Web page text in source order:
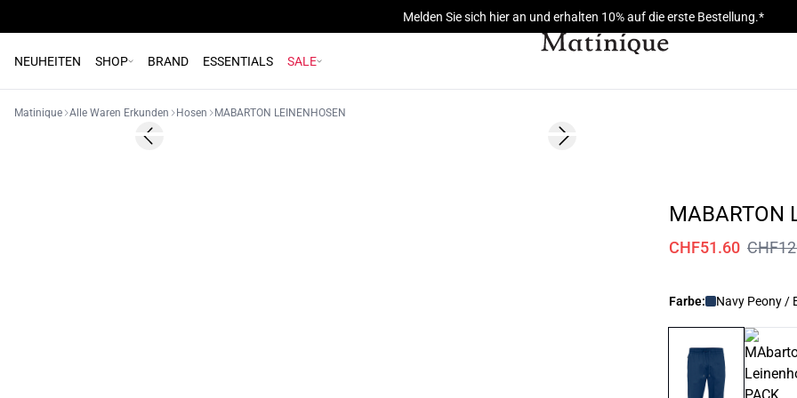
Melden Sie sich hier an und erhalten 10% auf die erste Bestellung.*
NEUHEITEN SHOP BRAND ESSENTIALS SALE
Matinique Alle Waren Erkunden Hosen MABARTON LEINENHOSEN
60%Previous slide Next slide
MABARTON
CHF51.60
Farbe: Navy Peony /